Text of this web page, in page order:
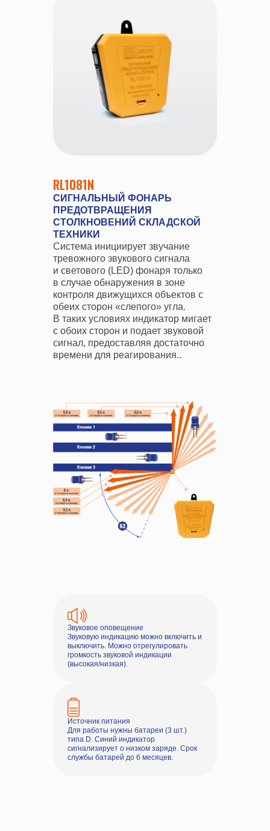
RL1081N
СИГНАЛЬНЫЙ ФОНАРЬ
ПРЕДОТВРАЩЕНИЯ
СТОЛКНОВЕНИЙ СКЛАДСКОЙ
ТЕХНИКИ
Система инициирует звучание
тревожного звукового сигнала
и светового (LED) фонаря только
в случае обнаружения в зоне
контроля движущихся объектов с
обеих сторон «слепого» угла.
В таких условиях индикатор мигает
с обоих сторон и подает звуковой
сигнал, предоставляя достаточно
времени для реагирования..
Звуковое оповещение
Звуковую индикацию можно включить и
выключить. Можно отрегулировать
громкость звуковой индикации
(высокая/низкая).
Источник питания
Для работы нужны батареи (3 шт.)
типа D. Синий индикатор
сигнализирует о низком заряде. Срок
службы батарей до 6 месяцев.